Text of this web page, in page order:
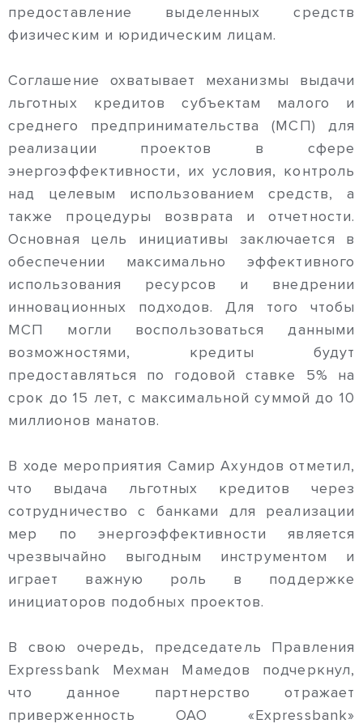
предоставление выделенных средств
физическим и юридическим лицам.
Соглашение охватывает механизмы выдачи
льготных кредитов субъектам малого и
среднего предпринимательства (МСП) для
реализации проектов в сфере
энергоэффективности, их условия, контроль
над целевым использованием средств, а
также процедуры возврата и отчетности.
Основная цель инициативы заключается в
обеспечении максимально эффективного
использования ресурсов и внедрении
инновационных подходов. Для того чтобы
МСП могли воспользоваться данными
возможностями, кредиты будут
предоставляться по годовой ставке 5% на
срок до 15 лет, с максимальной суммой до 10
миллионов манатов.
В ходе мероприятия Самир Ахундов отметил,
что выдача льготных кредитов через
сотрудничество с банками для реализации
мер по энергоэффективности является
чрезвычайно выгодным инструментом и
играет важную роль в поддержке
инициаторов подобных проектов.
В свою очередь, председатель Правления
Expressbank Мехман Мамедов подчеркнул,
что данное партнерство отражает
приверженность ОАО «Expressbank»